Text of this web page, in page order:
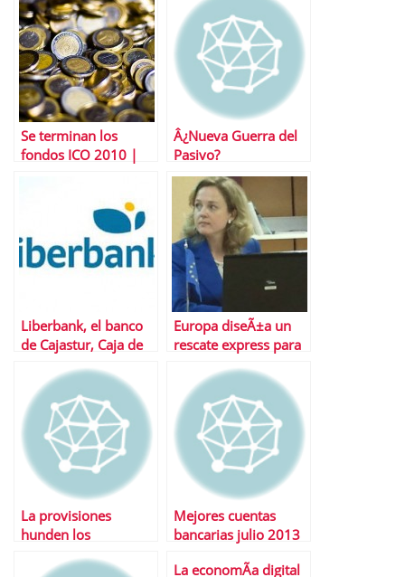
Se terminan los
fondos ICO 2010 |
Â¿Nueva Guerra del
Pasivo?
Liberbank, el banco
de Cajastur, Caja de
Cantabria
Europa diseÃ±a un
rescate express para
La provisiones
hunden los
banca un 51,7%
Mejores cuentas
bancarias julio 2013
La economÃ­a digital